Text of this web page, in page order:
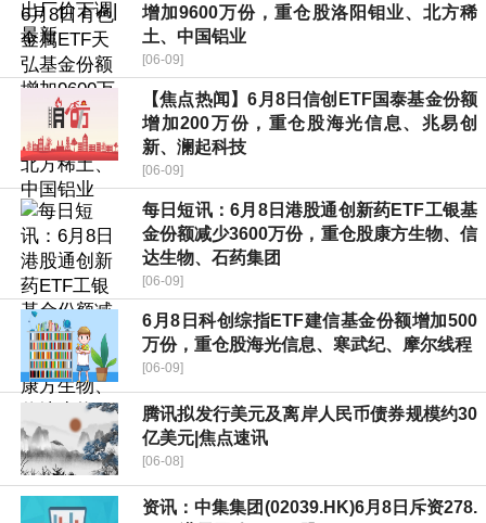
增加9600万份，重仓股洛阳钼业、北方稀
土、中国铝业
[06-09]
【焦点热闻】6月8日信创ETF国泰基金份额
增加200万份，重仓股海光信息、兆易创
新、澜起科技
[06-09]
每日短讯：6月8日港股通创新药ETF工银基
金份额减少3600万份，重仓股康方生物、信
达生物、石药集团
[06-09]
6月8日科创综指ETF建信基金份额增加500
万份，重仓股海光信息、寒武纪、摩尔线程
[06-09]
腾讯拟发行美元及离岸人民币债券规模约30
亿美元|焦点速讯
[06-08]
资讯：中集集团(02039.HK)6月8日斥资278.